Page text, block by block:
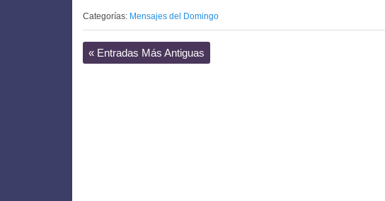
Categorías: Mensajes del Domingo
« Entradas Más Antiguas